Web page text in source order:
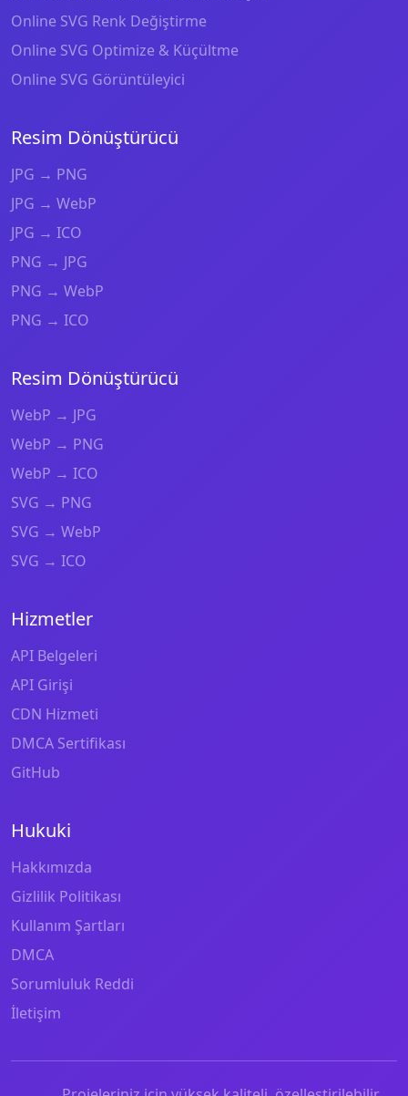
Online SVG Renk Değiştirme
Online SVG Optimize & Küçültme
Online SVG Görüntüleyici
Resim Dönüştürücü
JPG → PNG
JPG → WebP
JPG → ICO
PNG → JPG
PNG → WebP
PNG → ICO
Resim Dönüştürücü
WebP → JPG
WebP → PNG
WebP → ICO
SVG → PNG
SVG → WebP
SVG → ICO
Hizmetler
API Belgeleri
API Girişi
CDN Hizmeti
DMCA Sertifikası
GitHub
Hukuki
Hakkımızda
Gizlilik Politikası
Kullanım Şartları
DMCA
Sorumluluk Reddi
İletişim